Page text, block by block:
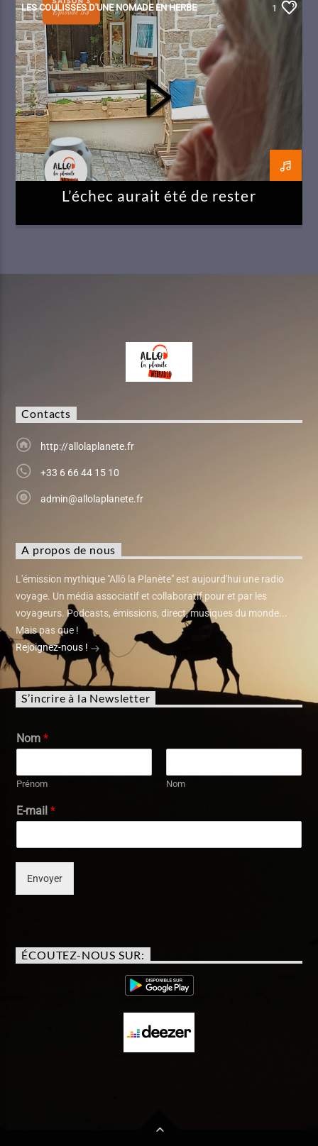
LES COULISSES D'UNE NOMADE EN HERBE 1
L’échec aurait été de rester
Contacts
http://allolaplanete.fr
+33 6 66 44 15 10
admin@allolaplanete.fr
A propos de nous
L'émission mythique "Allô la Planète" est aujourd'hui une radio
voyage. Un média associatif et collaboratif pour et par les
voyageurs. Podcasts, émissions, direct, musiques du monde...
Mais pas que !
Rejoignez-nous !
S’incrire à la Newsletter
Nom*
Prénom Nom
E-mail*
Envoyer
ÉCOUTEZ-NOUS SUR: